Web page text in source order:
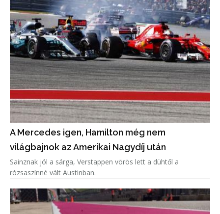
A Mercedes igen, Hamilton még nem
világbajnok az Amerikai Nagydíj után
Sainznak jól a sárga, Verstappen vörös lett a dühtől a
rózsaszínné vált Austinban.